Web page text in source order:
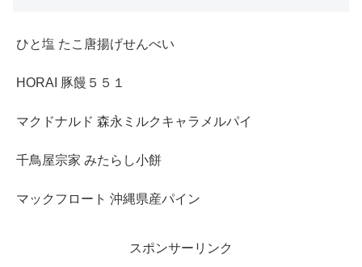
ひと塩 たこ唐揚げせんべい
HORAI 豚饅５５１
マクドナルド 森永ミルクキャラメルパイ
千鳥屋宗家 みたらし小餅
マックフロート 沖縄県産パイン
スポンサーリンク